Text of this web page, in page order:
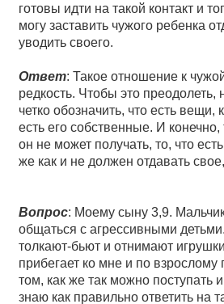
готовы идти на такой контакт и
могу заставить чужого ребенка
уводить своего.
Ответ: Такое отношение к
редкость. Чтобы это преодолеть,
четко обозначить, что есть
есть его собственные. И
он не может получать, то, что
же как и не должен отдавать
Вопрос: Моему сыну 3,9.
общаться с агрессивными
толкают-бьют и отнимают
прибегает ко мне и по взрослому
том, как же так можно поступать
знаю как правильно ответить на